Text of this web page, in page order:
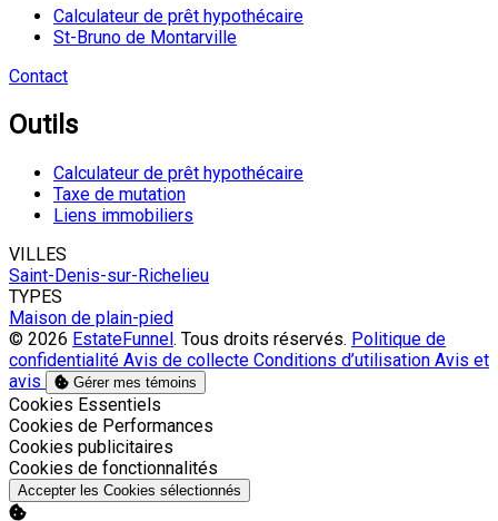
Calculateur de prêt hypothécaire
St-Bruno de Montarville
Contact
Outils
Calculateur de prêt hypothécaire
Taxe de mutation
Liens immobiliers
VILLES
Saint-Denis-sur-Richelieu
TYPES
Maison de plain-pied
© 2026 EstateFunnel. Tous droits réservés. Politique de
confidentialité Avis de collecte Conditions d’utilisation Avis et
avis
Gérer mes témoins
Activer
Cookies Essentiels
Activer
Cookies de Performances
Activer
Cookies publicitaires
Activer
Cookies de fonctionnalités
Accepter les Cookies sélectionnés